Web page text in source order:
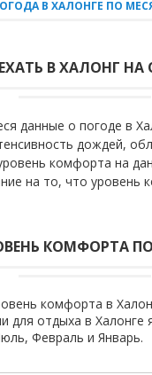
В ХАЛОНГЕ ПО
В ХАЛОНГ НА
данные о погоде в
дождей,
комфорта на
на то, что уровень
КОМФОРТА
комфорта в
отдыха в
Февраль и Январь.